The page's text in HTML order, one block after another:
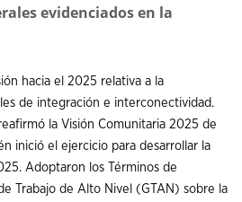
evidenciados en la
hacia el 2025 relativa a la
de integración e interconectividad.
la Visión Comunitaria 2025 de
inició el ejercicio para desarrollar la
Adoptaron los Términos de
Trabajo de Alto Nivel (GTAN) sobre la